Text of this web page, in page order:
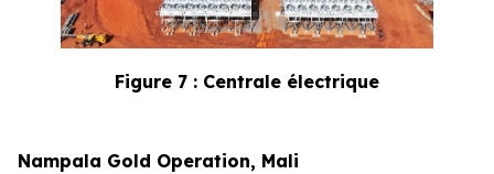
Figure 7 : Centrale électrique
Nampala Gold Operation, Mali